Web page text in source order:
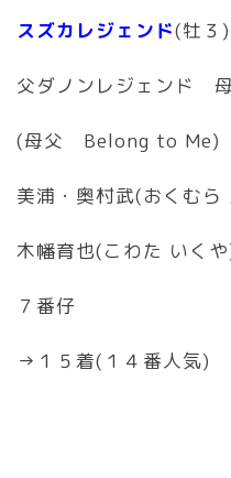
スズカレジェンド(牡３
父ダノンレジェンド
(母父 Belong to Me)
美浦・奥村武(おくむら
木幡育也(こわた いく
７番仔
→１５着(１４番人気)